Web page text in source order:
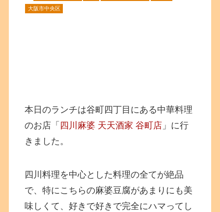
大阪市中央区
本日のランチは谷町四丁目にある中華料理
のお店「 四川麻婆 天天酒家 谷町店 」に行
きました。
四川料理を中心とした料理の全てが絶品
で、特にこちらの麻婆豆腐があまりにも美
味しくて、好きで好きで完全にハマってし